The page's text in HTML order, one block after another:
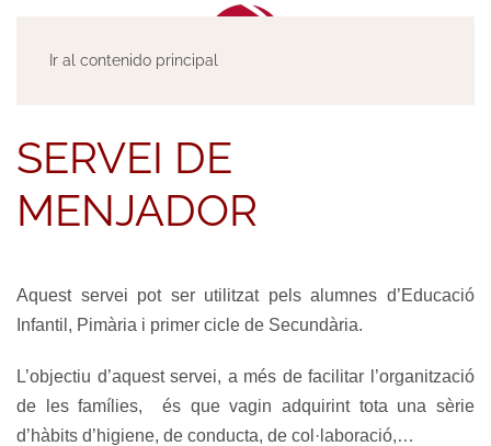
Ir al contenido principal
SERVEI DE
MENJADOR
Aquest servei pot ser utilitzat pels alumnes d’Educació
Infantil, Pimària i primer cicle de Secundària.
L’objectiu d’aquest servei, a més de facilitar l’organització
de les famílies, és que vagin adquirint tota una sèrie
d’hàbits d’higiene, de conducta, de col·laboració,…